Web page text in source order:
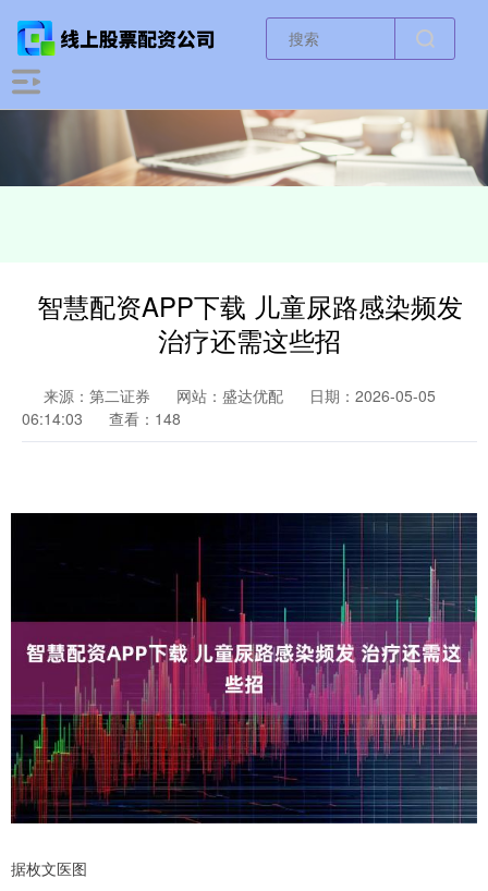
智慧配资APP下载 儿童尿路感染频发
治疗还需这些招
来源：第二证券 网站：盛达优配
日期：2026-05-05
06:14:03
查看：148
据枚文医图